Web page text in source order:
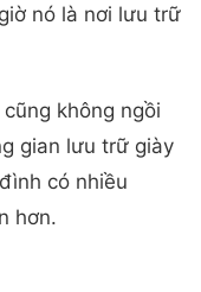
nó là nơi lưu trữ
không ngồi
gian lưu trữ giày
có nhiều
hơn.